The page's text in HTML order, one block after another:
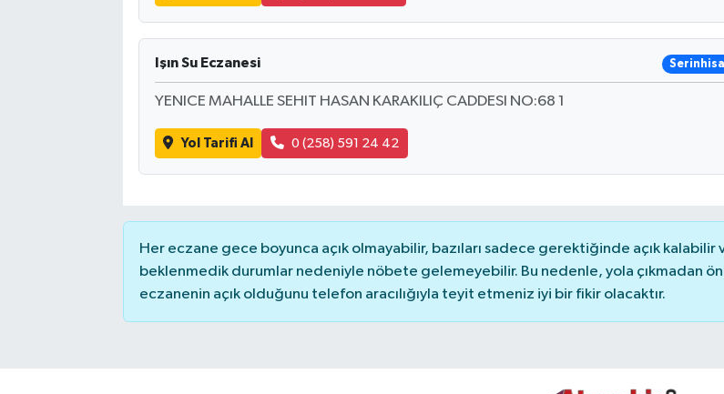
Işın Su Eczanesi
YENICE MAHALLE SEHIT HASAN KARAKILIÇ CADDESI NO:68 1
Yol Tarifi Al 0 (258) 591 24 42
Her eczane gece boyunca açık olmayabilir, bazıları sadece gerektiğinde açık kalabilir
beklenmedik durumlar nedeniyle nöbete gelemeyebilir. Bu nedenle, yola çıkmadan
eczanenin açık olduğunu telefon aracılığıyla teyit etmeniz iyi bir fikir olacaktır.